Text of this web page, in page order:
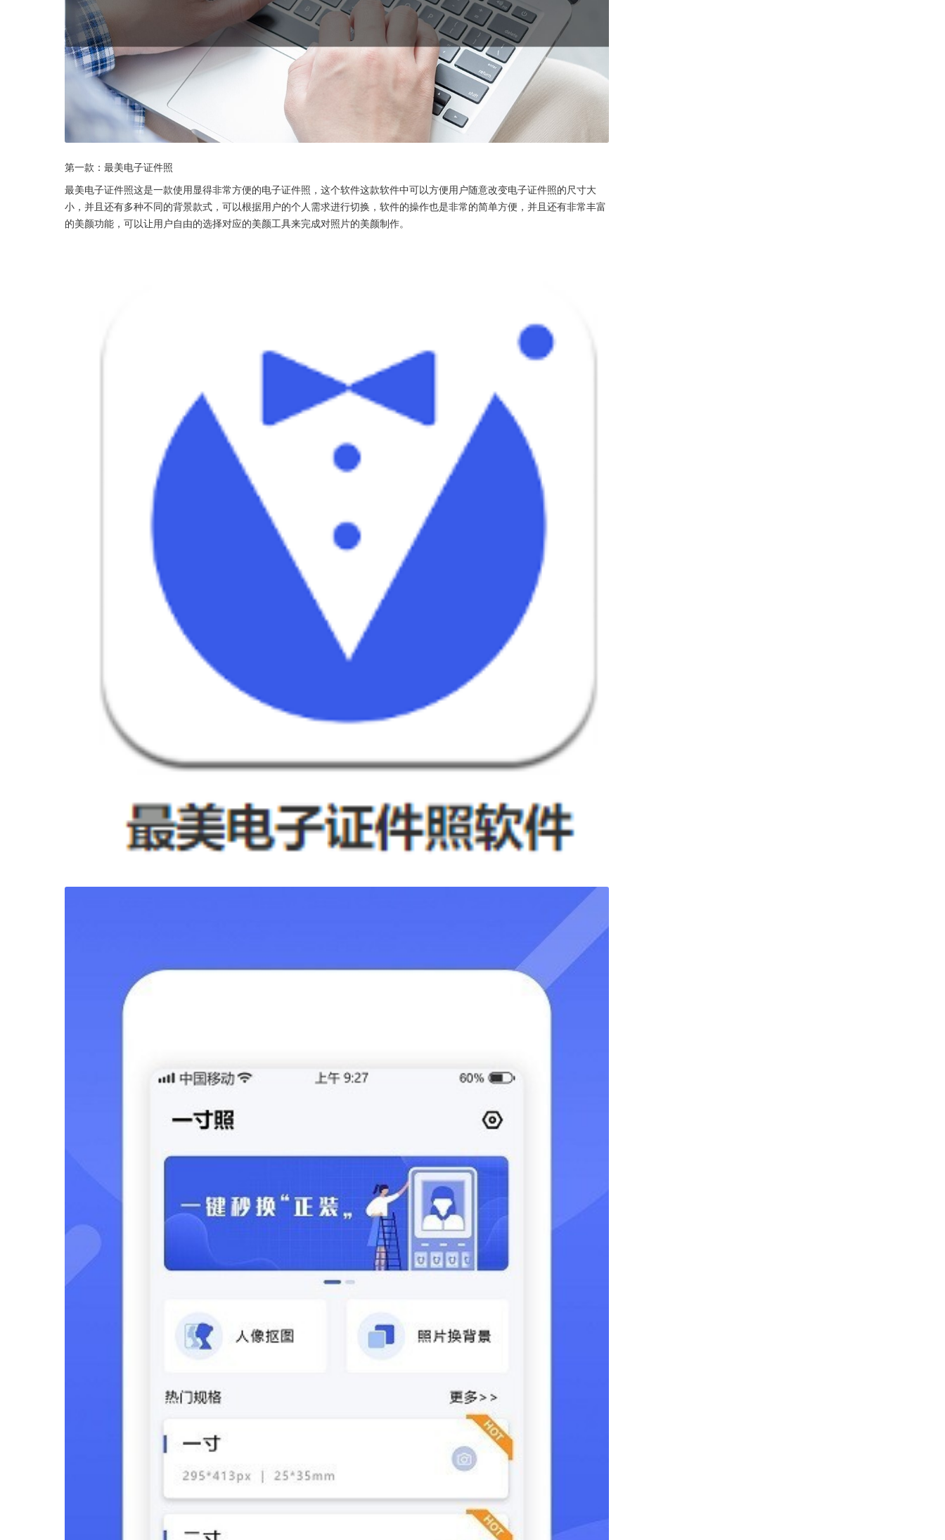
第一款：最美电子证件照
最美电子证件照这是一款使用显得非常方便的电子证件照，这个软件这款软件中可以方便用户随意改变电子证件照的尺寸大
小，并且还有多种不同的背景款式，可以根据用户的个人需求进行切换，软件的操作也是非常的简单方便，并且还有非常丰富
的美颜功能，可以让用户自由的选择对应的美颜工具来完成对照片的美颜制作。